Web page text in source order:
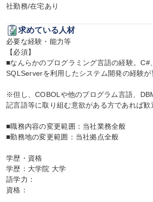
社勤務/在宅あり
求めている人材
必要な経験・能力等
【必須】
■なんらかのプログラミング言語の経験。C#
SQLServerを利用したシステム開発の経験が
※但し、COBOLや他のプログラム言語、
記言語等に取り組む意欲がある方であれば歓
■職務内容の変更範囲：当社業務全般
■勤務地の変更範囲：当社拠点全般
学歴・資格
学歴：大学院 大学
語学力：
資格：